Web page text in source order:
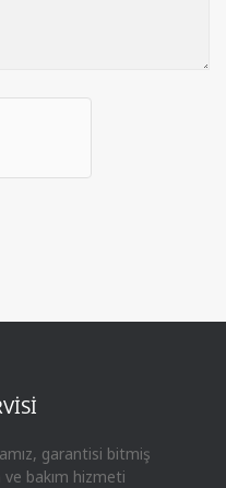
garantisi bitmiş
bakım hizmeti